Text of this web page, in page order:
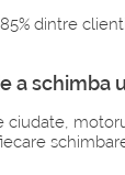
dintre
a schimba
ciudate,